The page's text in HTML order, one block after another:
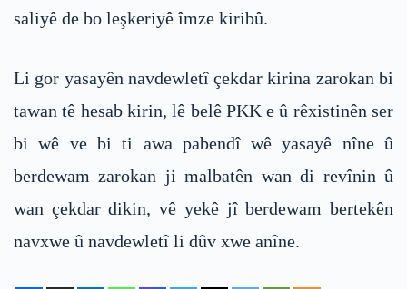
saliyê de bo leşkeriyê îmze kiribû.
Li gor yasayên navdewletî çekdar kirina zarokan bi
tawan tê hesab kirin, lê belê PKK e û rêxistinên ser
bi wê ve bi ti awa pabendî wê yasayê nîne û
berdewam zarokan ji malbatên wan di revînin û
wan çekdar dikin, vê yekê jî berdewam bertekên
navxwe û navdewletî li dûv xwe anîne.